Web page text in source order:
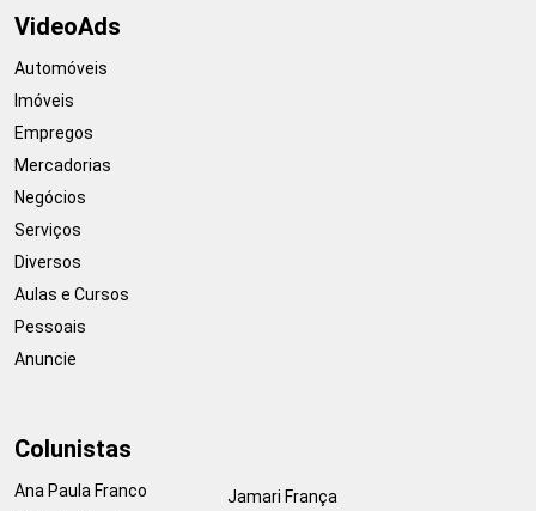
VideoAds
Automóveis
Imóveis
Empregos
Mercadorias
Negócios
Serviços
Diversos
Aulas e Cursos
Pessoais
Anuncie
Colunistas
Ana Paula Franco
Jamari França